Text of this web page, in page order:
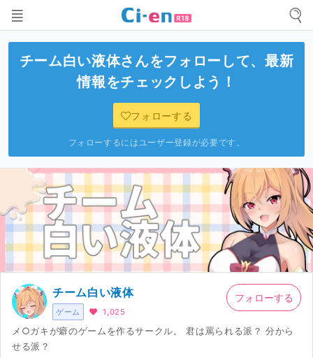
チーム白い液体さんをフォローして、最新
情報をチェックしよう！
フォローする
フォローするにはユーザー登録が必要です。
ゲーム
チーム白い液体
1,025
メ○ガキが癖のゲームを作るサークル。 君は罵られる派？ 分から
せる派？
フォローする